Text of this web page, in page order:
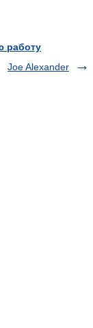
работу
Joe Alexander